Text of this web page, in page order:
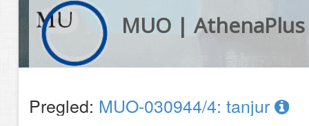
MUO | AthenaPlus
Pregled: MUO-030944/4: tanjur